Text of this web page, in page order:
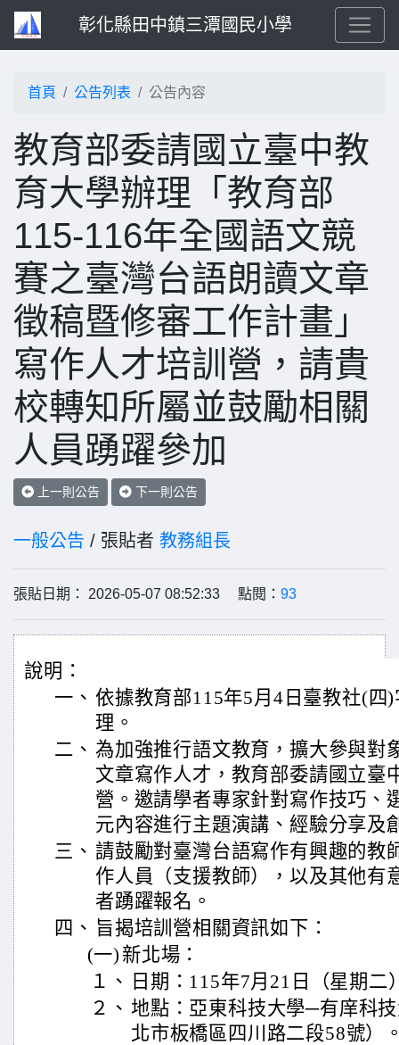
彰化縣田中鎮三潭國民小學
首頁 公告列表 公告內容
教育部委請國立臺中教
育大學辦理「教育部
115-116年全國語文競
賽之臺灣台語朗讀文章
徵稿暨修審工作計畫」
寫作人才培訓營，請貴
校轉知所屬並鼓勵相關
人員踴躍參加
上一則公告 下一則公告
一般公告 / 張貼者 教務組長
張貼日期： 2026-05-07 08:52:33 點閱： 93
說明：
一、 依據教育部115年5月4日臺教社(四
理。
二、 為加強推行語文教育，擴大參與對
文章寫作人才，教育部委請國立臺
營。邀請學者專家針對寫作技巧、
元內容進行主題演講、經驗分享及
三、 請鼓勵對臺灣台語寫作有興趣的教
作人員（支援教師），以及其他有
者踴躍報名。
四、 旨揭培訓營相關資訊如下：
(一) 新北場：
１、
日期：115年7月21日（星期二
２、 地點：亞東科技大學─有庠科
北市板橋區四川路二段58號）